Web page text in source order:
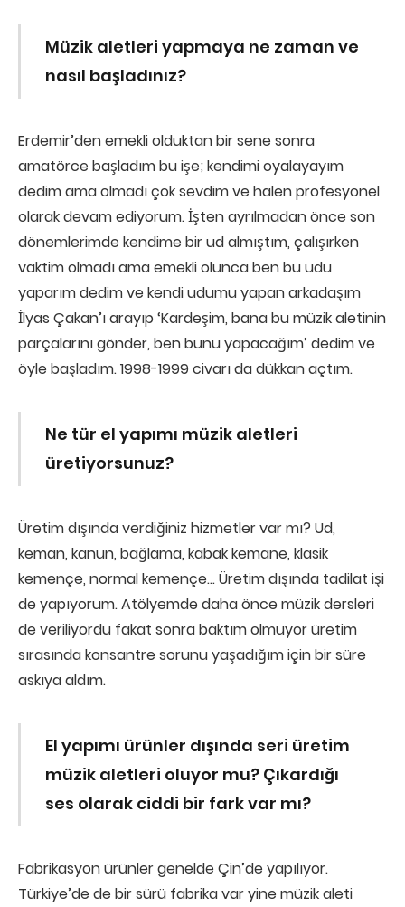
Müzik aletleri yapmaya ne zaman ve
nasıl başladınız?
Erdemir’den emekli olduktan bir sene sonra
amatörce başladım bu işe; kendimi oyalayayım
dedim ama olmadı çok sevdim ve halen profesyonel
olarak devam ediyorum. İşten ayrılmadan önce son
dönemlerimde kendime bir ud almıştım, çalışırken
vaktim olmadı ama emekli olunca ben bu udu
yaparım dedim ve kendi udumu yapan arkadaşım
İlyas Çakan’ı arayıp ‘Kardeşim, bana bu müzik aletinin
parçalarını gönder, ben bunu yapacağım’ dedim ve
öyle başladım. 1998-1999 civarı da dükkan açtım.
Ne tür el yapımı müzik aletleri
üretiyorsunuz?
Üretim dışında verdiğiniz hizmetler var mı? Ud,
keman, kanun, bağlama, kabak kemane, klasik
kemençe, normal kemençe… Üretim dışında tadilat işi
de yapıyorum. Atölyemde daha önce müzik dersleri
de veriliyordu fakat sonra baktım olmuyor üretim
sırasında konsantre sorunu yaşadığım için bir süre
askıya aldım.
El yapımı ürünler dışında seri üretim
müzik aletleri oluyor mu? Çıkardığı
ses olarak ciddi bir fark var mı?
Fabrikasyon ürünler genelde Çin’de yapılıyor.
Türkiye’de de bir sürü fabrika var yine müzik aleti